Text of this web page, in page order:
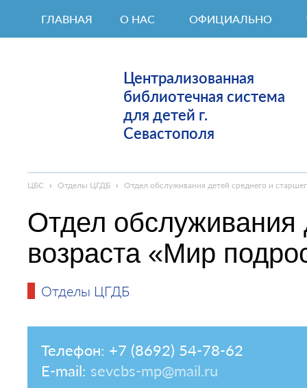
ГЛАВНАЯ О НАС ОФИЦИАЛЬНО
Централизованная
библиотечная система
для детей г.
Севастополя
ЦБС › Отделы ЦГДБ › Отдел обслуживания детей среднего и
Отдел обслуживания
возраста «Мир
Отделы ЦГДБ
Телефон: +7 (8692) 54-78-62
E-mail: sevcbs-mp@mail.ru